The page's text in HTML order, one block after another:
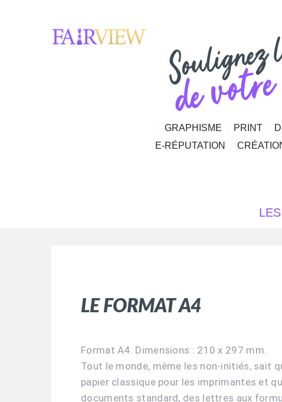
GRAPHISME PRINT
E-RÉPUTATION
Le format A4
Format A4. Dimensions : 210 x 297 mm.
Tout le monde, même les non-initiés, sait
papier classique pour les imprimantes et
documents standard, des lettres aux